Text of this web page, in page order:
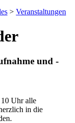
> Veranstaltungen
und -
Uhr alle
in die